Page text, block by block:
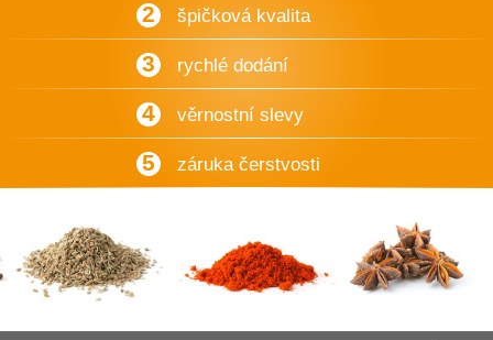
2 špičková kvalita
3 rychlé dodání
4 věrnostní slevy
5 záruka čerstvosti